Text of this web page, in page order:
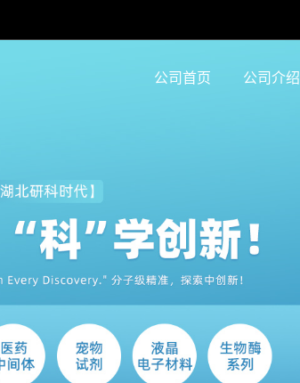
公司首页 公司介绍